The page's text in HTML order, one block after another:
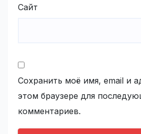
Сайт
Сохранить моё имя, email и
этом браузере для
комментариев.